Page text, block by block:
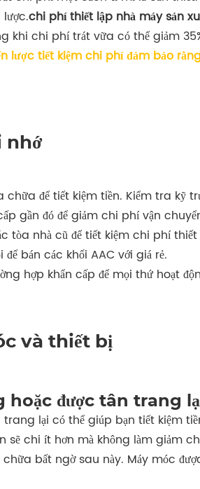
chi phí thiết lập nhà máy sản
khi chi phí trát vữa có thể giảm
lược tiết kiệm chi phí đảm bảo
nhớ
để tiết kiệm tiền. Kiểm tra kỹ
gần đó để giảm chi phí vận
tòa nhà cũ để tiết kiệm chi phí
bán các khối AAC với giá rẻ.
hợp khẩn cấp để mọi thứ hoạt
và thiết bị
hoặc được tân trang
lại có thể giúp bạn tiết kiệm
sẽ chi ít hơn mà không làm giảm
bất ngờ sau này. Máy móc